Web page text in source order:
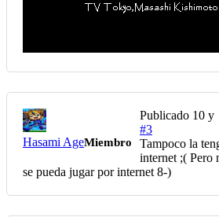
Hasami AgeMiembro
Publicado 10 y
#3
Tampoco la
internet ;( Pero
se pueda jugar por internet 8-)